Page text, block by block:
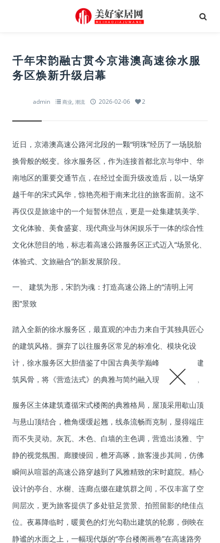
千年宋韵融古贯今京港澳高速徐水服
务区焕新升级启幕
admin 商业, 潮流 2026-02-06 2
近日，京港澳高速公路河北段的一颗“明珠”经历了一场脱胎
换骨般的蜕变。徐水服务区，作为连接首都北京与华中、华
南地区的重要交通节点，在经过全面升级改造后，以一场穿
越千年的宋式风华，惊艳亮相于南来北往的旅客面前。这不
再仅仅是旅途中的一个短暂休憩点，更是一处集建筑美学、
文化体验、美食盛宴、现代商业与休闲娱乐于一体的综合性
文化休憩目的地，标志着高速公路服务区正式迈入“场景化、
体验式、文旅融合”的新发展阶段。
一、 建筑为形，宋韵为魂：打造高速公路上的“清明上河
图”景致
踏入全新的徐水服务区，最直观的冲击力来自于其独具匠心
的建筑风格。摒弃了以往服务区常见的标准化、模块化设
计，徐水服务区大胆借鉴了中国古典美学巅峰之一的宋代建
筑风骨，将《营造法式》的典雅与简约融入现代建筑语言。
服务区主体建筑遵循宋式楼阁的典雅格局，屋顶采用歇山顶
与悬山顶结合，檐角缓缓起翘，线条流畅而克制，显得端庄
而不失灵动。灰瓦、木色、白墙的主色调，营造出淡雅、宁
静的视觉氛围。廊腰缦回，檐牙高啄，旅客漫步其间，仿佛
瞬间从喧嚣的高速公路穿越到了风雅精致的宋时庭院。精心
设计的亭台、水榭、连廊点缀在建筑群之间，不仅丰富了空
间层次，更为旅客提供了多处驻足赏景、拍照留影的绝佳点
位。夜幕降临时，暖黄色的灯光勾勒出建筑的轮廓，倒映在
静谧的水面之上，一幅现代版的“亭台楼阁画卷”在高速路旁